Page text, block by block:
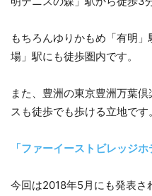
もちろんゆりかもめ「有明
場」駅にも徒歩圏内です。
また、豊洲の東京豊洲万葉
スも徒歩でも歩ける立地です。
「ファーイーストビレッジ
今回は2018年5月にも発表さ